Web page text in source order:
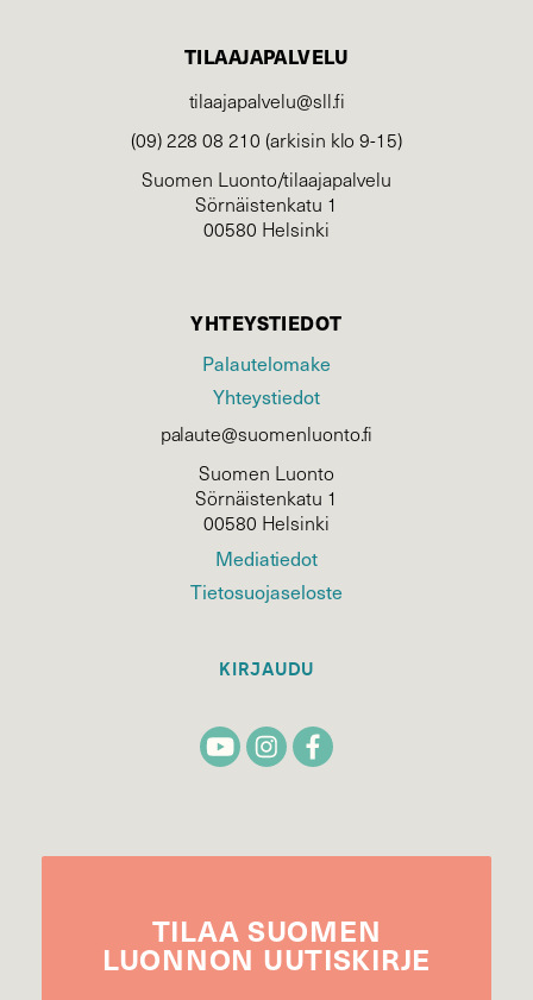
TILAAJAPALVELU
tilaajapalvelu@sll.fi
(09) 228 08 210 (arkisin klo 9-15)
Suomen Luonto/tilaajapalvelu
Sörnäistenkatu 1
00580 Helsinki
YHTEYSTIEDOT
Palautelomake
Yhteystiedot
palaute@suomenluonto.fi
Suomen Luonto
Sörnäistenkatu 1
00580 Helsinki
Mediatiedot
Tietosuojaseloste
KIRJAUDU
TILAA SUOMEN
LUONNON UUTIS­KIRJE